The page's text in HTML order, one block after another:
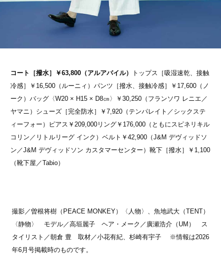
コート［撥水］￥63,800（アルアバイル）
トップス［吸湿速乾、接触
冷感］￥16,500（ルーニィ）パンツ［撥水、接触冷感］￥17,600（ノ
ーク）バッグ〈W20 × H15 × D8㎝〉￥30,250（フランソワ レニエ／
ヤマニ）シューズ［完全防水］￥7,920（テンパレイト／シックステ
ィーフォー）ピアス￥209,000リング￥176,000（ともにスピネリキル
コリン／リトルリーグ インク）ベルト￥42,900（J&M デヴィッドソ
ン／J&M デヴィッドソン カスタマーセンター）靴下［撥水］￥1,100
（靴下屋／Tabio）
撮影／曽根将樹（PEACE MONKEY）〈人物〉、魚地武大（TENT）
〈静物〉 モデル／高垣麗子 ヘア・メーク／廣瀬浩介（UM） ス
タイリスト／朝倉 豊 取材／小花有紀、杉崎有宇子 ※情報は2026
年6月号掲載時のものです。